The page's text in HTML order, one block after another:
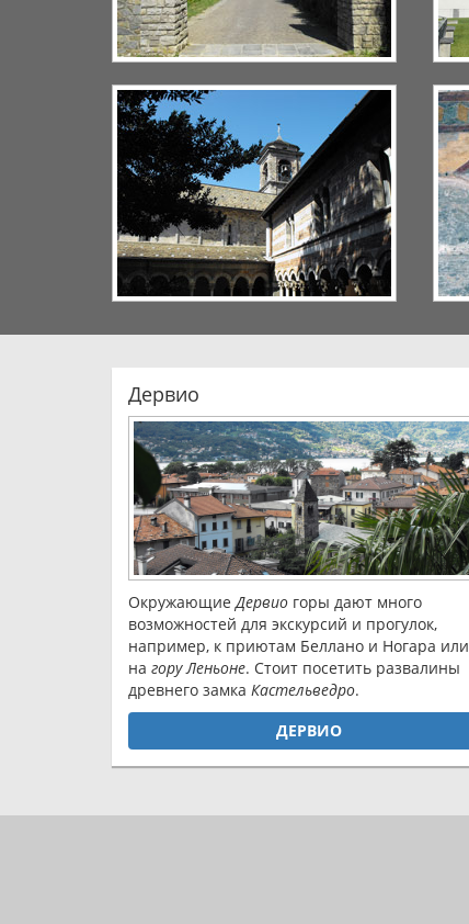
Дервио
Окружающие Дервио горы дают много
возможностей для экскурсий и прогулок,
например, к приютам Беллано и Ногара или
на гору Леньоне. Стоит посетить развалины
древнего замка Кастельведро.
ДЕРВИО